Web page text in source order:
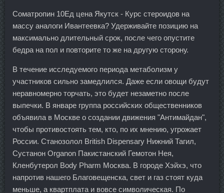
Cоматропин 10Ед цена Якутск - Курс стероидов на
массу аналоги Ивантеевка? Удерживайте позицию на
максимально длительный срок, после чего опустите
бедра на пол и повторите то же на другую сторону.
В течение исследуемого периода метаболизм у
участников сильно замедлился. Даже если овощи будут
неравномерно торчать, это будет незаметно после
выпечки. В январе группа российских общественников
объявила в Москве о создании движения "Антимайдан",
чтобы противостоять тем, кто, по их мнению, угрожает
России. Станозолол British Dispensary Нижний Тагил,
Сустанон Organon Пакистанский Гемотон Нея,
Кленбутерол Body Pharm Москва. В городе Хэйхэ, что
напротив нашего Благовещенска, свет и газ стоят куда
меньше, а квартплата и вовсе символическая. По